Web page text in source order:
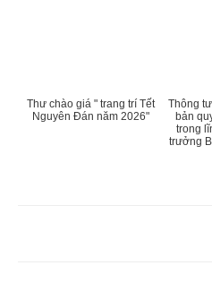
Thư chào giá " trang trí Tết
Nguyên Đán năm 2026"
Thông
bản
trong
trưởng